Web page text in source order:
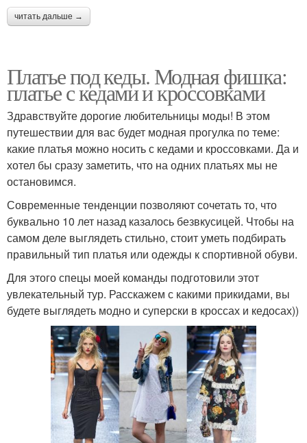
читать дальше →
Платье под кеды. Модная фишка:
платье с кедами и кроссовками
Здравствуйте дорогие любительницы моды! В этом
путешествии для вас будет модная прогулка по теме:
какие платья можно носить с кедами и кроссовками. Да и
хотел бы сразу заметить, что на одних платьях мы не
остановимся.
Современные тенденции позволяют сочетать то, что
буквально 10 лет назад казалось безвкусицей. Чтобы на
самом деле выглядеть стильно, стоит уметь подбирать
правильный тип платья или одежды к спортивной обуви.
Для этого спецы моей команды подготовили этот
увлекательный тур. Расскажем с какими прикидами, вы
будете выглядеть модно и суперски в кроссах и кедосах))